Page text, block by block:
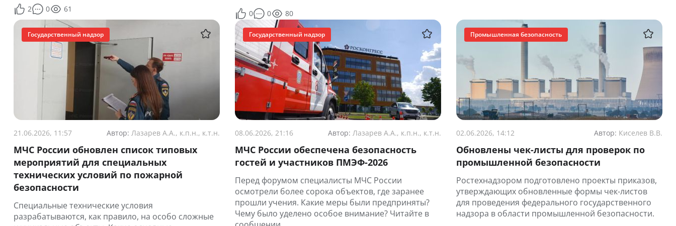
2 0 61 0 0 80
Государственный надзор
21.06.2026, 11:57 Автор: Лазарев А.А., к.п.н., к.т.н.
МЧС России обновлен список типовых
мероприятий для специальных
технических условий по пожарной
безопасности
Специальные технические условия
разрабатываются, как правило, на особо сложные
Государственный надзор
08.06.2026, 21:16 Автор: Лазарев А.А., к.п.н., к.т.н.
МЧС России обеспечена безопасность
гостей и участников ПМЭФ-2026
Перед форумом специалисты МЧС России
осмотрели более сорока объектов, где заранее
прошли учения. Какие меры были предприняты?
Чему было уделено особое внимание? Читайте в
Промышленная безопасность
02.06.2026, 14:12 Автор: Киселев В.В.
Обновлены чек-листы для проверок по
промышленной безопасности
Ростехнадзором подготовлено проекты приказов,
утверждающих обновленные формы чек-листов
для проведения федерального государственного
надзора в области промышленной безопасности.